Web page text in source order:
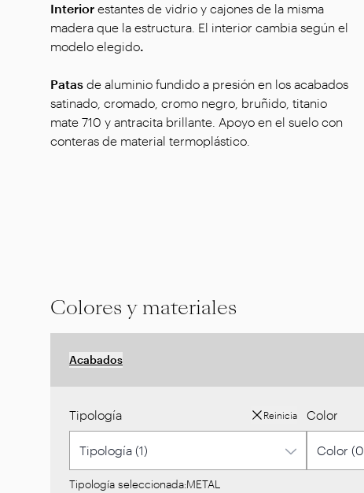
Interior estantes de vidrio y cajones de la misma
madera que la estructura. El interior cambia según el
modelo elegido.
Patas de aluminio fundido a presión en los acabados
satinado, cromado, cromo negro, bruñido, titanio
mate 710 y antracita brillante. Apoyo en el suelo con
conteras de material termoplástico.
Colores y materiales
Acabados
Tipología Reinicia
Tipología seleccionada:METAL
Color